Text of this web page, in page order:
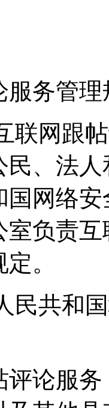
服务管理
联网跟
民、法
国网络
室负责
。
民共和
评论服